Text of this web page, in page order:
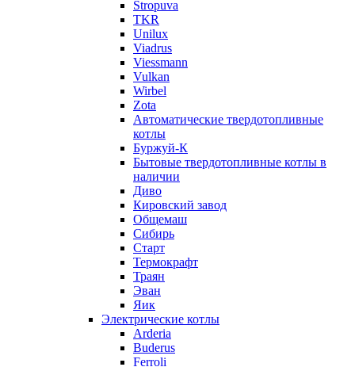
Stropuva
TKR
Unilux
Viadrus
Viessmann
Vulkan
Wirbel
Zota
Автоматические твердотопливные
котлы
Буржуй-К
Бытовые твердотопливные котлы в
наличии
Диво
Кировский завод
Общемаш
Сибирь
Старт
Термокрафт
Траян
Эван
Яик
Электрические котлы
Arderia
Buderus
Ferroli